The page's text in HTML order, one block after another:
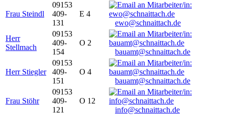
Frau Steindl
09153
409-
131
E 4
ewo@schnaittach.de
Herr
Stellmach
09153
409-
154
O 2
bauamt@schnaittach.de
Herr Stiegler
09153
409-
151
O 4
bauamt@schnaittach.de
Frau Stöhr
09153
409-
121
O 12
info@schnaittach.de